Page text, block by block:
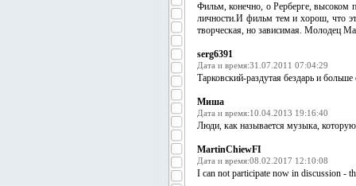
Фильм, конечно, о Рерберге, высоком
личности.И фильм тем и хорош, что
творческая, но зависимая. Молодец
serg6391
Дата и время:31.07.2011 07:04:29
Тарковский-раздутая бездарь и больше
Миша
Дата и время:10.04.2013 19:16:40
Люди, как называется музыка,
MartinChiewFI
Дата и время:08.02.2017 12:10:08
I can not participate now in discussion -